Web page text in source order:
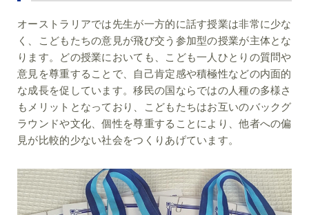
オーストラリアでは先生が一方的に話す授業は非常に少な
く、こどもたちの意見が飛び交う参加型の授業が主体とな
ります。どの授業においても、こども一人ひとりの質問や
意見を尊重することで、自己肯定感や積極性などの内面的
な成長を促しています。移民の国ならではの人種の多様さ
もメリットとなっており、こどもたちはお互いのバックグ
ラウンドや文化、個性を尊重することにより、他者への偏
見が比較的少ない社会をつくりあげています。